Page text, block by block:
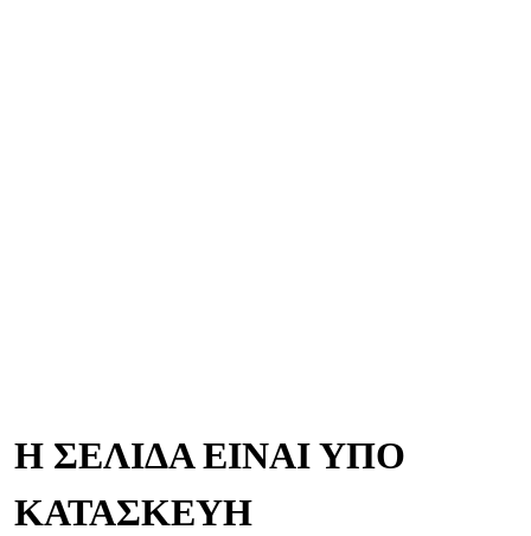
Η ΣΕΛΙΔΑ ΕΙΝΑΙ ΥΠΟ
ΚΑΤΑΣΚΕΥΗ